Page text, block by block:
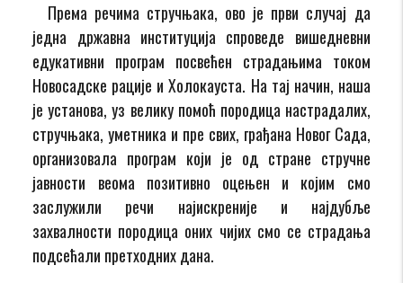
Према речима стручњака, ово је први случај да
једна државна институција спроведе вишедневни
едукативни програм посвећен страдањима током
Новосадске рације и Холокауста. На тај начин, наша
је установа, уз велику помоћ породица настрадалих,
стручњака, уметника и пре свих, грађана Новог Сада,
организовала програм који је од стране стручне
јавности веома позитивно оцењен и којим смо
заслужили речи најискреније и најдубље
захвалности породица оних чијих смо се страдања
подсећали претходних дана.